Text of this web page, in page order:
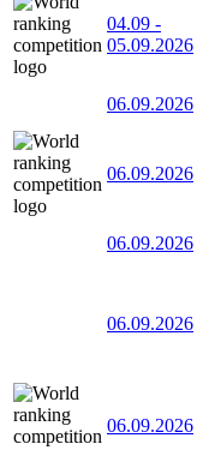
04.09 -
05.09.2026
06.09.2026
06.09.2026
06.09.2026
06.09.2026
06.09.2026